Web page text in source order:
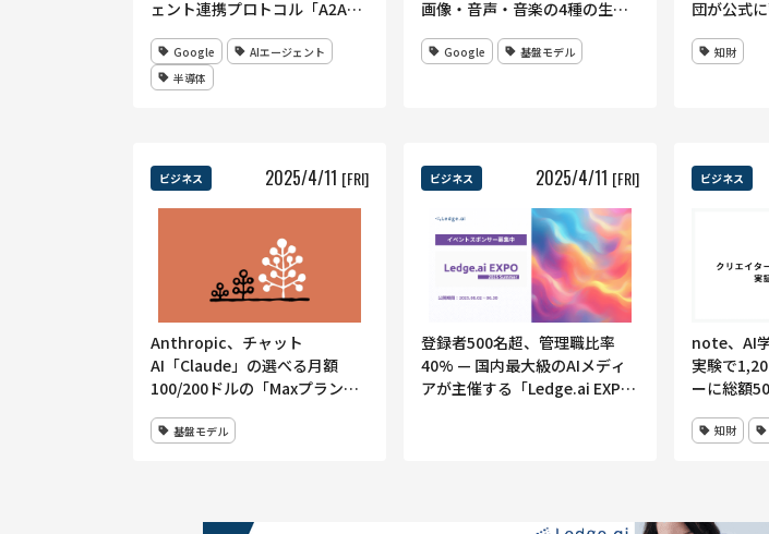
ェント連携プロトコル「A2A」
AIインフラの進化を示す
Google
AIエージェント
半導体
画像・音声・音楽の4種の生成
IT企業では初めて
Google 基盤モデル
団が公式
知財
ビジネス 2025/4/11 [FRI]
Anthropic、チャット
AI「Claude」の選べる月額
100/200ドルの「Maxプラン」
18ドル）」の最大20倍の使用量
基盤モデル
ビジネス 2025/4/11 [FRI]
登録者500名超、管理職比率
40% — 国内最大級のAIメディ
アが主催する「Ledge.ai EXPO
ビジネス
note、AI
実験で
ーに総額
知財